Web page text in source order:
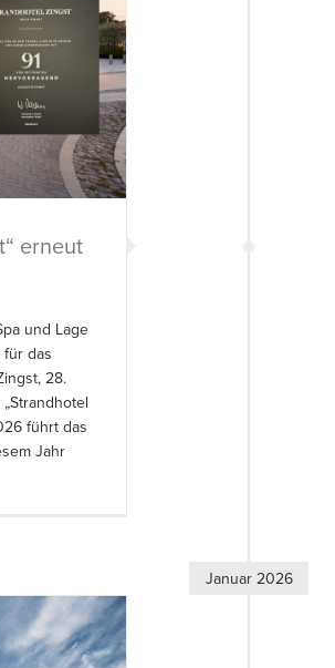
erneut
und Lage
das
28.
führt das
Jahr
Januar 2026